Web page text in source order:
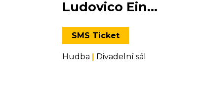
Ludovico Ein...
SMS Ticket
Hudba | Divadelní sál